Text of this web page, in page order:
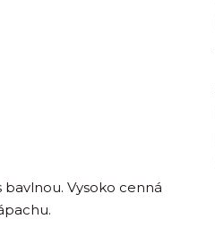
Vysoko cenná